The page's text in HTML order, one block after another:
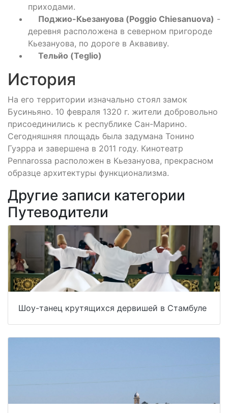
приходами.
Поджио-Кьезануова (Poggio Chiesanuova) -
деревня расположена в северном пригороде
Кьезануова, по дороге в Аквавиву.
Тельйо (Teglio)
История
На его территории изначально стоял замок
Бусиньяно. 10 февраля 1320 г. жители добровольно
присоединились к республике Сан-Марино.
Сегодняшняя площадь была задумана Тонино
Гуэрра и завершена в 2011 году. Кинотеатр
Pennarossa расположен в Кьезануова, прекрасном
образце архитектуры функционализма.
Другие записи категории
Путеводители
Шоу-танец крутящихся дервишей в Стамбуле